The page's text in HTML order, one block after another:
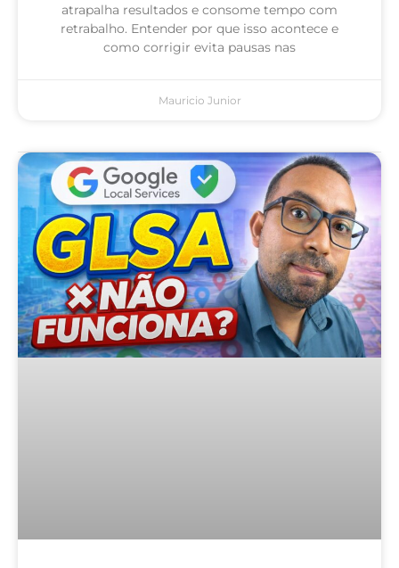
atrapalha resultados e consome tempo com
retrabalho. Entender por que isso acontece e
como corrigir evita pausas nas
Mauricio Junior